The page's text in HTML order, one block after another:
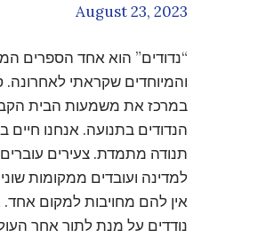
August 23, 2023
“נדודים” הוא אחד הספרים
והמיוחדים שקראתי
במרכז את משמעות הבית
הנדודים בתנועה. אנחנו
תנודה מתמדת. צעירים
למדינה ועובדים ממקומות
אין להם מחויבות למקום
נודדים על מנת לתור אחר